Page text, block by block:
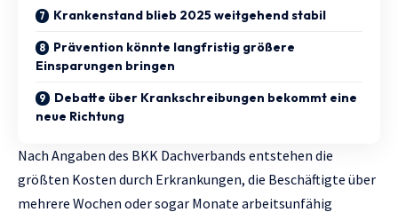
Krankenstand blieb 2025 weitgehend stabil
Prävention könnte langfristig größere
Einsparungen bringen
Debatte über Krankschreibungen bekommt eine
neue Richtung
Nach Angaben des BKK Dachverbands entstehen die
größten Kosten durch Erkrankungen, die Beschäftigte über
mehrere Wochen oder sogar Monate arbeitsunfähig